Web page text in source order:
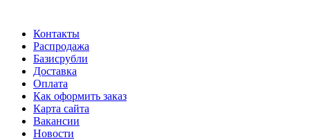
Контакты
Распродажа
Базисрубли
Доставка
Оплата
Как оформить заказ
Карта сайта
Вакансии
Новости